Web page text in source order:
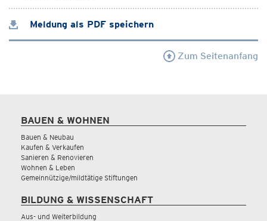
Meldung als PDF speichern
Zum Seitenanfang
BAUEN & WOHNEN
Bauen & Neubau
Kaufen & Verkaufen
Sanieren & Renovieren
Wohnen & Leben
Gemeinnützige/mildtätige Stiftungen
BILDUNG & WISSENSCHAFT
Aus- und Weiterbildung